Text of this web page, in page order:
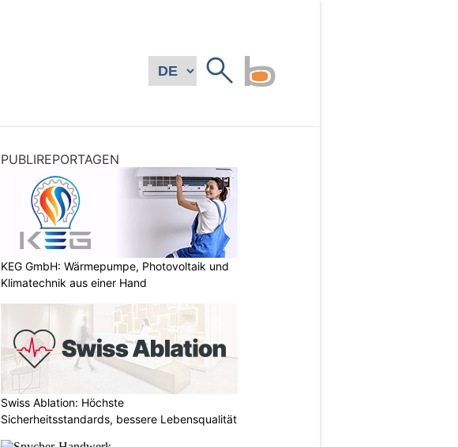
PUBLIREPORTAGEN
KEG GmbH: Wärmepumpe, Photovoltaik und
Klimatechnik aus einer Hand
Swiss Ablation: Höchste
Sicherheitsstandards, bessere Lebensqualität